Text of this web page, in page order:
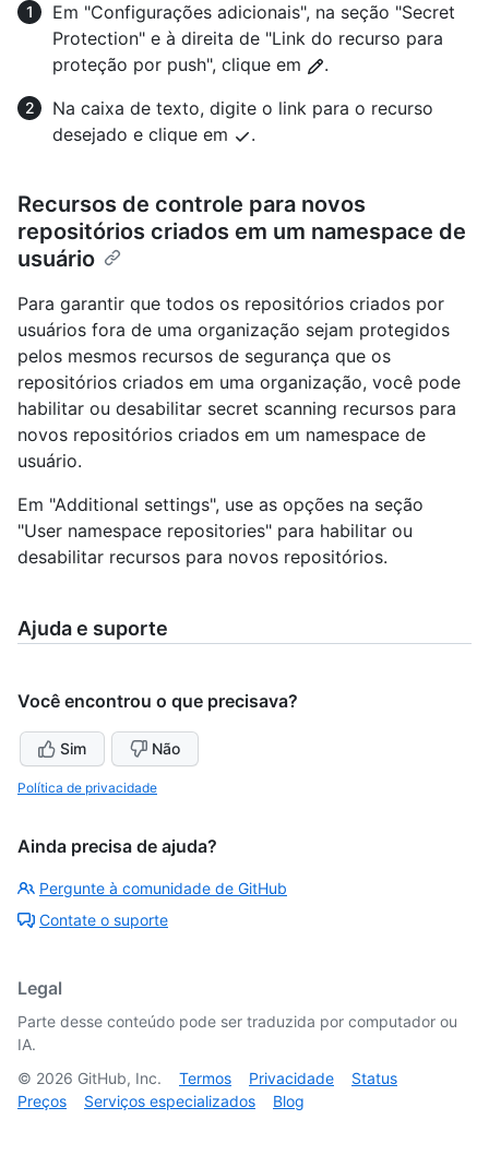
Em "Configurações adicionais", na seção "Secret
Protection" e à direita de "Link do recurso para
proteção por push", clique em
.
Na caixa de texto, digite o link para o recurso
desejado e clique em
.
Recursos de controle para novos
repositórios criados em um namespace de
usuário
Para garantir que todos os repositórios criados por
usuários fora de uma organização sejam protegidos
pelos mesmos recursos de segurança que os
repositórios criados em uma organização, você pode
habilitar ou desabilitar secret scanning recursos para
novos repositórios criados em um namespace de
usuário.
Em "Additional settings", use as opções na seção
"User namespace repositories" para habilitar ou
desabilitar recursos para novos repositórios.
Ajuda e suporte
Você encontrou o que precisava?
Sim Não
Política de privacidade
Ainda precisa de ajuda?
Pergunte à comunidade de GitHub
Contate o suporte
Legal
Parte desse conteúdo pode ser traduzida por computador ou
IA.
© 2026 GitHub, Inc. Termos Privacidade
Status
Preços
Serviços especializados Blog